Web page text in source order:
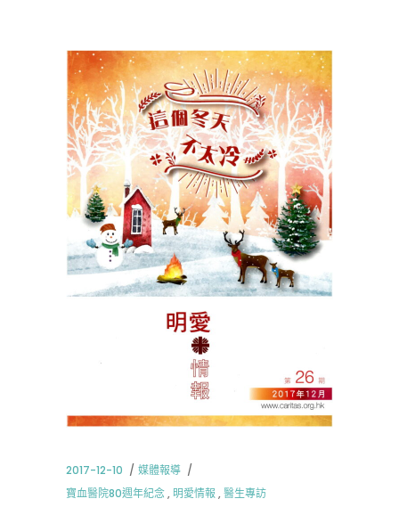
2017-12-10
媒體報導
寶血醫院80週年紀念, 明愛情報 ,醫生專訪